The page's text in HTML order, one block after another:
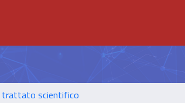
trattato scientifico